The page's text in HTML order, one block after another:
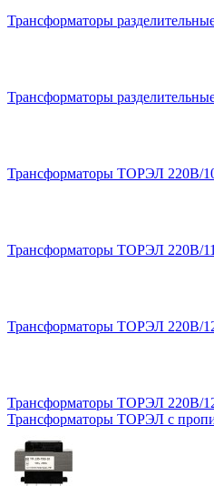
Трансформаторы
Трансформаторы
Трансформаторы ТОРЭЛ 220В/
Трансформаторы ТОРЭЛ 220В/
Трансформаторы ТОРЭЛ 220В/
Трансформаторы ТОРЭЛ 220В/
Трансформаторы ТОРЭЛ с